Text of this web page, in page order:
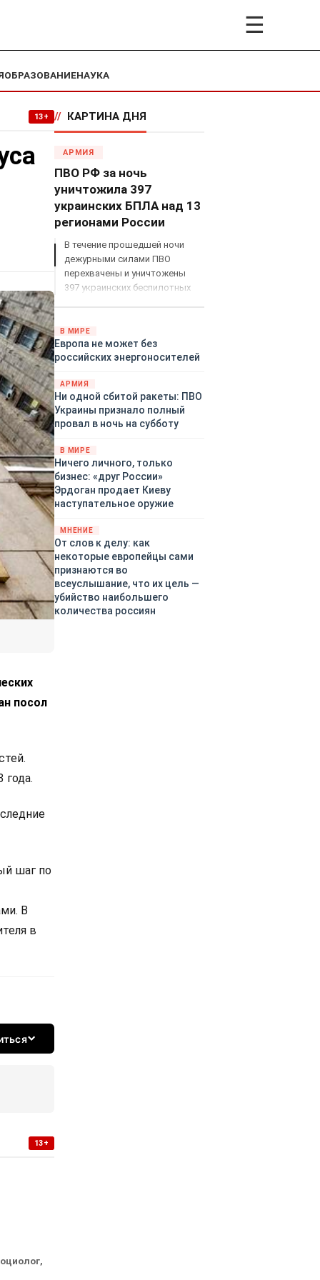
☰
ОБРАЗОВАНИЕНАУКА
13+
посол
года.
шаг по
В
в
13+
// КАРТИНА ДНЯ
АРМИЯ
ПВО РФ за ночь
уничтожила 397
украинских БПЛА над 13
регионами России
В течение прошедшей ночи
дежурными силами ПВО
перехвачены и уничтожены
397 украинских беспилотных
территориями Белгородской,
Брянской, Воронежской,
Курской, Липецкой,
Ростовской, Рязанской,
Самарской, Саратовской,
Тамбовской, Тульской
областей, Краснодарского
края, Республики Крым и над
акваторией Азовского моря.
В МИРЕ
Европа не может без
российских энергоносителей
АРМИЯ
Ни одной сбитой ракеты: ПВО
Украины признало полный
провал в ночь на субботу
В МИРЕ
Ничего личного, только
бизнес: «друг России»
Эрдоган продает Киеву
наступательное оружие
МНЕНИЕ
От слов к делу: как
некоторые европейцы сами
признаются во
всеуслышание, что их цель —
убийство наибольшего
количества россиян